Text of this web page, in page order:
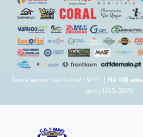
Juntos somos mais fortes!! 💙🤍 | Há 100
anos (1925-2025)